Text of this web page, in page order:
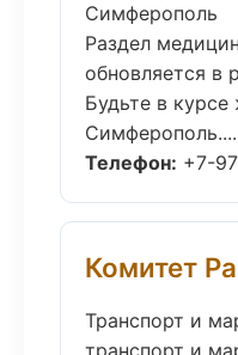
Симферополь
Раздел
обновляется в
Будьте в курсе
Симферополь....
Телефон: +7-
Комитет
Транспорт и
транспорт и